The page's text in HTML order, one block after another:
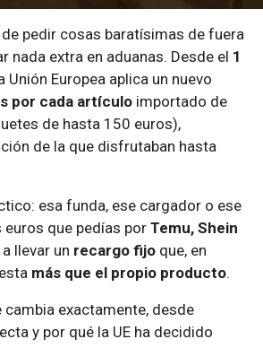
pedir cosas baratísimas de fuera
nada extra en aduanas. Desde el 1
Unión Europea aplica un nuevo
por cada artículo importado de
de hasta 150 euros),
de la que disfrutaban hasta
esa funda, ese cargador o ese
que pedías por Temu, Shein
llevar un recargo fijo que, en
más que el propio producto.
cambia exactamente, desde
y por qué la UE ha decidido